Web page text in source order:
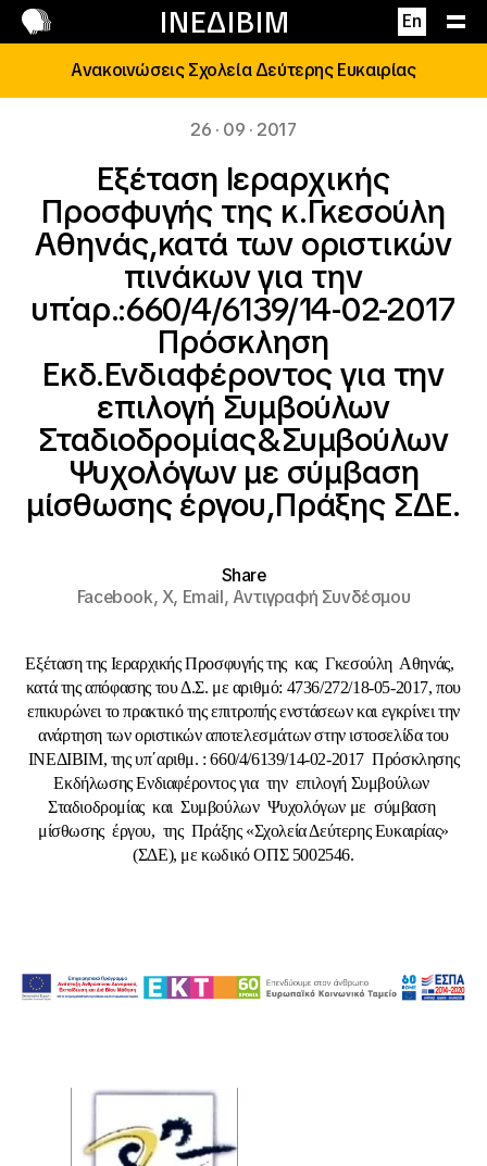
ΙΝΕΔΙΒΙΜ En
Επικοινωνία
Ανακοινώσεις Σχολεία Δεύτερης Ευκαιρίας
26 · 09 · 2017
Εξέταση Ιεραρχικής
Προσφυγής της κ.Γκεσούλη
Αθηνάς,κατά των οριστικών
πινάκων για την
υπ΄αρ.:660/4/6139/14-02-2017
Πρόσκληση
Εκδ.Ενδιαφέροντος για την
επιλογή Συμβούλων
Σταδιοδρομίας&Συμβούλων
Ψυχολόγων με σύμβαση
μίσθωσης έργου,Πράξης ΣΔΕ.
Share
Facebook,X, Email,Αντιγραφή Συνδέσμου
Εξέταση της Ιεραρχικής Προσφυγής της κας Γκεσούλη Αθηνάς,
κατά της απόφασης του Δ.Σ. με αριθμό: 4736/272/18-05-2017, που
επικυρώνει το πρακτικό της επιτροπής ενστάσεων και εγκρίνει την
ανάρτηση των οριστικών αποτελεσμάτων στην ιστοσελίδα του
ΙΝΕΔΙΒΙΜ, της υπ΄αριθμ. : 660/4/6139/14-02-2017 Πρόσκλησης
Εκδήλωσης Ενδιαφέροντος για την επιλογή Συμβούλων
Σταδιοδρομίας και Συμβούλων Ψυχολόγων με σύμβαση
μίσθωσης έργου, της Πράξης «Σχολεία Δεύτερης Ευκαιρίας»
(ΣΔΕ), με κωδικό ΟΠΣ 5002546.